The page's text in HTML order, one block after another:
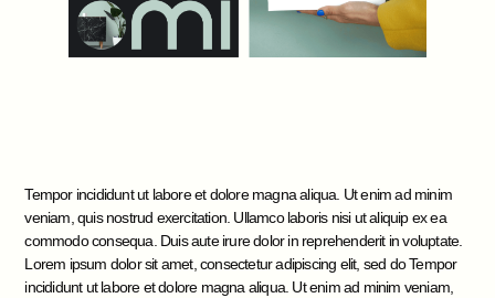
Tempor incididunt ut labore et dolore magna aliqua. Ut enim ad minim
veniam, quis nostrud exercitation. Ullamco laboris nisi ut aliquip ex ea
commodo consequa. Duis aute irure dolor in reprehenderit in voluptate.
Lorem ipsum dolor sit amet, consectetur adipiscing elit, sed do Tempor
incididunt ut labore et dolore magna aliqua. Ut enim ad minim veniam,